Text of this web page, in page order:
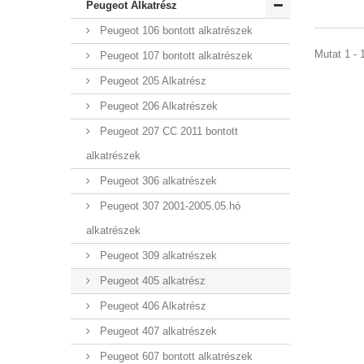
Peugeot Alkatrész
Peugeot 106 bontott alkatrészek
Peugeot 107 bontott alkatrészek
Peugeot 205 Alkatrész
Peugeot 206 Alkatrészek
Peugeot 207 CC 2011 bontott
alkatrészek
Peugeot 306 alkatrészek
Peugeot 307 2001-2005.05.hó
alkatrészek
Peugeot 309 alkatrészek
Peugeot 405 alkatrész
Peugeot 406 Alkatrész
Peugeot 407 alkatrészek
Peugeot 607 bontott alkatrészek
Mutat 1 -